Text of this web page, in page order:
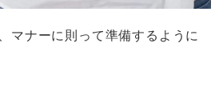
マナーに則って準備するように